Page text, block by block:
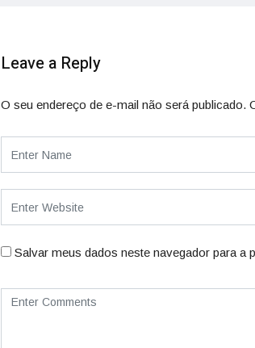
Leave a Reply
O seu endereço de e-mail não será publicado.
Salvar meus dados neste navegador para a